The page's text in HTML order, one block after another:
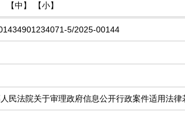
【中】 【小】
5/2025-00144
民法院关于审理政府信息公开行政案件适用法律